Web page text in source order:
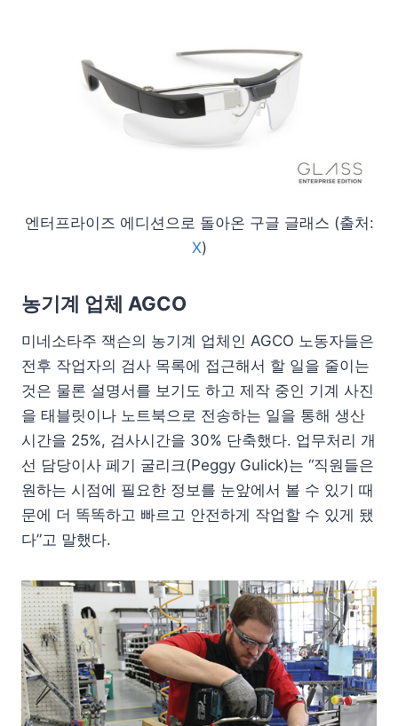
엔터프라이즈 에디션으로 돌아온 구글 글래스 (출처:
X)
농기계 업체 AGCO
미네소타주 잭슨의 농기계 업체인 AGCO 노동자들은
전후 작업자의 검사 목록에 접근해서 할 일을 줄이는
것은 물론 설명서를 보기도 하고 제작 중인 기계 사진
을 태블릿이나 노트북으로 전송하는 일을 통해 생산
시간을 25%, 검사시간을 30% 단축했다. 업무처리 개
선 담당이사 페기 굴리크(Peggy Gulick)는 “직원들은
원하는 시점에 필요한 정보를 눈앞에서 볼 수 있기 때
문에 더 똑똑하고 빠르고 안전하게 작업할 수 있게 됐
다”고 말했다.